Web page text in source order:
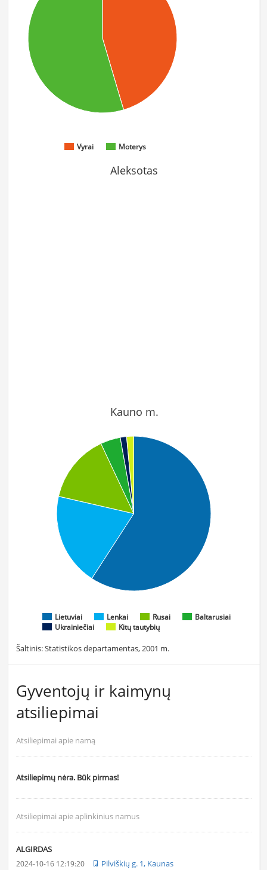
Vyrai Moterys
Aleksotas
Kauno m.
Lietuviai Lenkai Rusai
Baltarusiai
Ukrainiečiai
Kitų tautybių
Šaltinis: Statistikos departamentas, 2001 m.
Gyventojų ir kaimynų
atsiliepimai
Atsiliepimai apie namą
Atsiliepimų nėra. Būk pirmas!
Atsiliepimai apie aplinkinius namus
ALGIRDAS
2024-10-16 12:19:20
Pilviškių g. 1, Kaunas